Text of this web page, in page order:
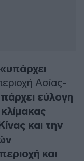
«υπάρχει
Ασίας-
εύλογη
και την
και